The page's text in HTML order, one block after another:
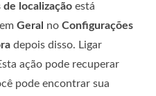
de localização está
Geral no Configurações
depois disso. Ligar
ação pode recuperar
pode encontrar sua